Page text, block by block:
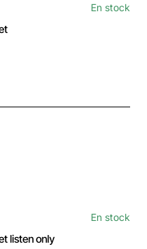
En stock
En stock
listen only